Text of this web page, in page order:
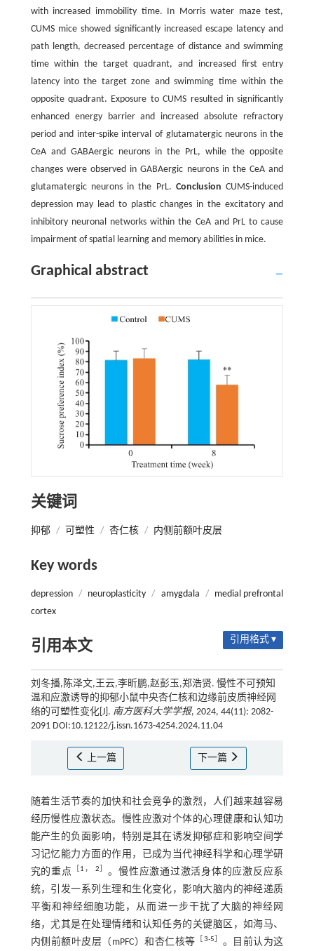
with increased immobility time. In Morris water maze test,
CUMS mice showed significantly increased escape latency and
path length, decreased percentage of distance and swimming
time within the target quadrant, and increased first entry
latency into the target zone and swimming time within the
opposite quadrant. Exposure to CUMS resulted in significantly
enhanced energy barrier and increased absolute refractory
period and inter-spike interval of glutamatergic neurons in the
CeA and GABAergic neurons in the PrL, while the opposite
changes were observed in GABAergic neurons in the CeA and
glutamatergic neurons in the PrL.Conclusion CUMS-induced
depression may lead to plastic changes in the excitatory and
inhibitory neuronal networks within the CeA and PrL to cause
impairment of spatial learning and memory abilities in mice.
Graphical abstract
关键词
抑郁 / 可塑性 / 杏仁核 / 内侧前额叶皮层
Key words
depression / neuroplasticity / amygdala /
medial prefrontal
cortex
引用本文 引用格式 ▾
刘冬播,陈泽文,王云,李昕鹏,赵彭玉,郑浩贤. 慢性不可预知
温和应激诱导的抑郁小鼠中央杏仁核和边缘前皮质神经网
络的可塑性变化[J]. 南方医科大学学报, 2024, 44(11): 2082-
2091 DOI:10.12122/j.issn.1673-4254.2024.11.04
上一篇 下一篇
随着生活节奏的加快和社会竞争的激烈，人们越来越容易
经历慢性应激状态。慢性应激对个体的心理健康和认知功
能产生的负面影响，特别是其在诱发抑郁症和影响空间学
习记忆能力方面的作用，已成为当代神经科学和心理学研
究的重点
1 ， 2
。慢性应激通过激活身体的应激反应系
统，引发一系列生理和生化变化，影响大脑内的神经递质
平衡和神经细胞功能，从而进一步干扰了大脑的神经网
络，尤其是在处理情绪和认知任务的关键脑区，如海马、
内侧前额叶皮层（mPFC）和杏仁核等
3-5 。目前认为这